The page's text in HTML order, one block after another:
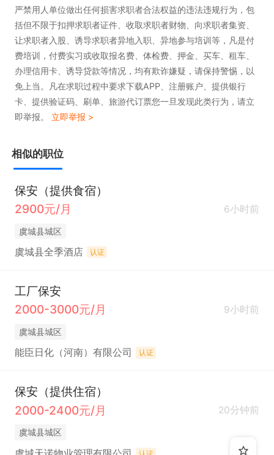
严禁用人单位做出任何损害求职者合法权益的违法违规行为，包
括但不限于扣押求职者证件、收取求职者财物、向求职者集资、
让求职者入股、诱导求职者异地入职、异地参与培训等，凡是付
费培训，付费实习或收取报名费、体检费、押金、买车、租车、
办理信用卡、诱导贷款等情况，均有欺诈嫌疑，请保持警惕，以
免上当。凡在求职过程中要求下载APP、注册账户、提供银行
卡、提供验证码、刷单、旅游代订票您一旦发现此类行为，请立
即举报。 立即举报 >
相似的职位
保安（提供食宿）
2900元/月
6小时前
虞城县城区
虞城县全季酒店 认证
工厂保安
2000-3000元/月
9小时前
虞城县城区
能臣日化（河南）有限公司 认证
保安（提供住宿）
2000-2400元/月
20分钟前
虞城县城区